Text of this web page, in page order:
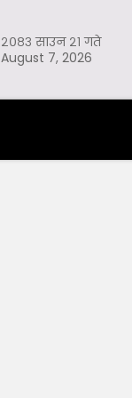
२०८३ साउन २१ गते
August 7, 2026